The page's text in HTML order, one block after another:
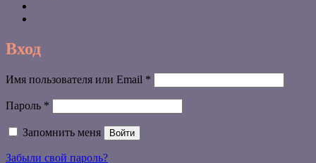
Вход
Имя пользователя или Email *
Пароль *
Запомнить меня Войти
Забыли свой пароль?